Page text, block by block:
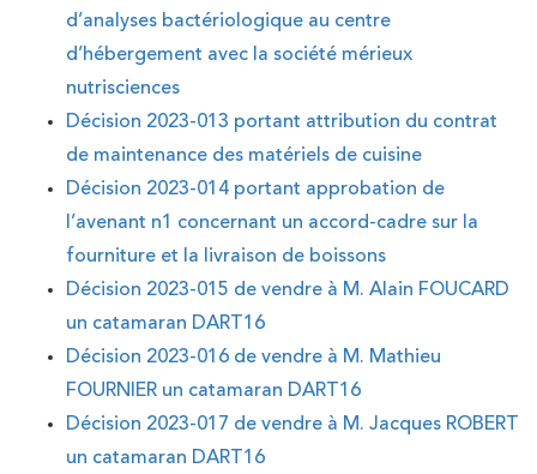
d’analyses bactériologique au centre
d’hébergement avec la société mérieux
nutrisciences
Décision 2023-013 portant attribution du contrat
de maintenance des matériels de cuisine
Décision 2023-014 portant approbation de
l’avenant n1 concernant un accord-cadre sur la
fourniture et la livraison de boissons
Décision 2023-015 de vendre à M. Alain FOUCARD
un catamaran DART16
Décision 2023-016 de vendre à M. Mathieu
FOURNIER un catamaran DART16
Décision 2023-017 de vendre à M. Jacques ROBERT
un catamaran DART16